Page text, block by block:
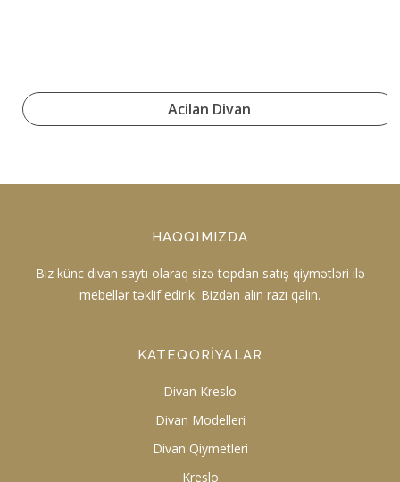
Acilan Divan
HAQQIMIZDA
Biz künc divan saytı olaraq sizə topdan satış qiymətləri ilə
mebellər təklif edirik. Bizdən alın razı qalın.
KATEQORIYALAR
Divan Kreslo
Divan Modelleri
Divan Qiymetleri
Kreslo